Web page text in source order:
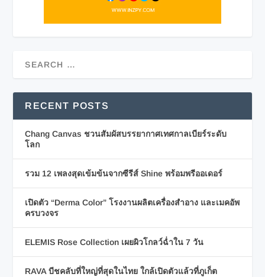
RECENT POSTS
Chang Canvas ชวนสัมผัสบรรยากาศเทศกาลเบียร์ระดับ
โลก
รวม 12 เพลงสุดเข้มข้นจากซีรีส์ Shine พร้อมพรีออเดอร์
เปิดตัว “Derma Color” โรงงานผลิตเครื่องสำอาง และเมคอัพ
ครบวงจร
ELEMIS Rose Collection เผยผิวโกลว์ฉ่ำใน 7 วัน
RAVA บีชคลับที่ใหญ่ที่สุดในไทย ใกล้เปิดตัวแล้วที่ภูเก็ต